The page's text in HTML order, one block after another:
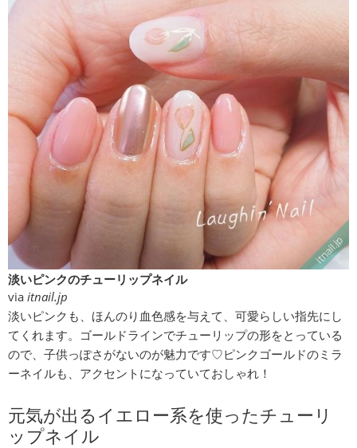
淡いピンクのチューリップネイル
via itnail.jp
淡いピンクも、ほんのり血色感を与えて、可愛らしい指先にし
てくれます。ゴールドラインでチューリップの形をとっている
ので、子供っぽさがないのが魅力です♡ピンクゴールドのミラ
ーネイルも、アクセントになっていておしゃれ！
元気が出るイエロー系を使ったチューリ
ップネイル